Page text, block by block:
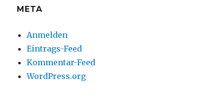
META
Anmelden
Eintrags-Feed
Kommentar-Feed
WordPress.org